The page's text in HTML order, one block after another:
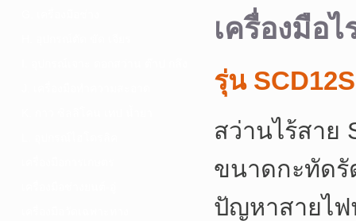
เครื่องมือ
รุ่น
สว่านไร้สาย
ขนาดกะทัดรั
ปัญหาสายไฟ